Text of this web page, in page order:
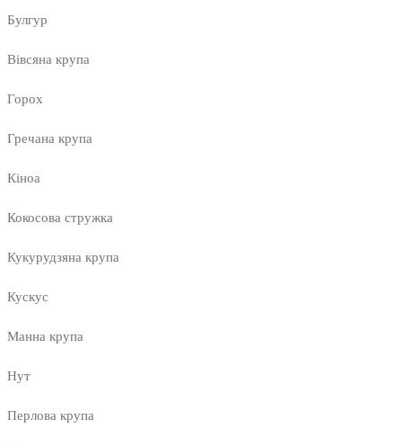
Булгур
Вівсяна крупа
Горох
Гречана крупа
Кіноа
Кокосова стружка
Кукурудзяна крупа
Кускус
Манна крупа
Нут
Перлова крупа